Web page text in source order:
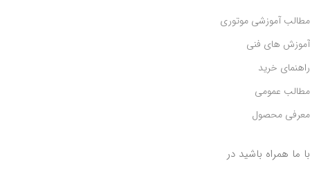
مطالب آموزشی موتوری
آموزش های فنی
راهنمای خرید
مطالب عمومی
معرفی محصول
با ما همراه باشید در